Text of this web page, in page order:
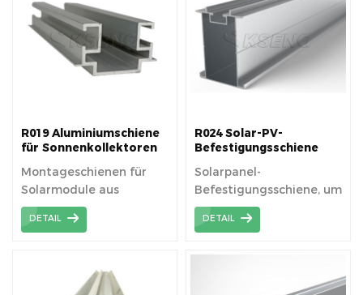
R019 Aluminiumschiene
für Sonnenkollektoren
Montageschienen für
Solarmodule aus
Aluminium
DETAIL
R024 Solar-PV-
Befestigungsschiene
Solarpanel-
Befestigungsschiene, um
Solar-PV-Anlagen eine
sichere Plattform für
DETAIL